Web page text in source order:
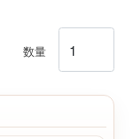
数量